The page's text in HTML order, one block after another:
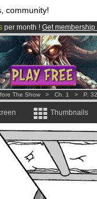
community!
per month ! Get membership
comics & mangas!.
The Show > Ch. 1 > P. 32
Thumbnails